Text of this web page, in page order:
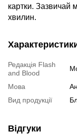
картки. Зазвичай
хвилин.
Редакція Flash
and Blood
Мова
Вид продукції
Відгуки